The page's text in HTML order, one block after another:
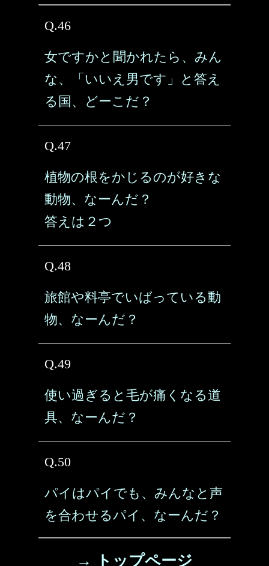
Q.46
女ですかと聞かれたら、みん
な、「いいえ男です」と答え
る国、どーこだ？
Q.47
植物の根をかじるのが好きな
動物、なーんだ？
答えは２つ
Q.48
旅館や料亭でいばっている動
物、なーんだ？
Q.49
使い過ぎると毛が痛くなる道
具、なーんだ？
Q.50
パイはパイでも、みんなと声
を合わせるパイ、なーんだ？
→ トップページ